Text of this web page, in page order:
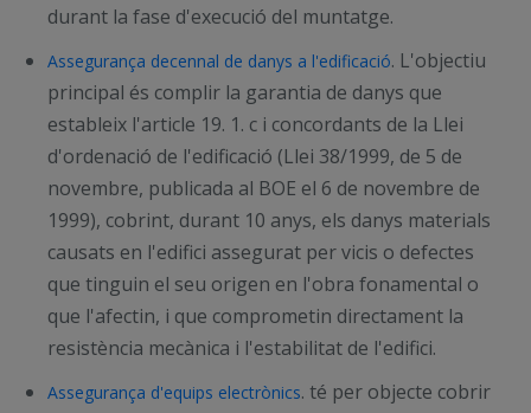
durant la fase d'execució del muntatge.
Assegurança decennal de danys a l'edificació. L'objectiu
principal és complir la garantia de danys que
estableix l'article 19. 1. c i concordants de la Llei
d'ordenació de l'edificació (Llei 38/1999, de 5 de
novembre, publicada al BOE el 6 de novembre de
1999), cobrint, durant 10 anys, els danys materials
causats en l'edifici assegurat per vicis o defectes
que tinguin el seu origen en l'obra fonamental o
que l'afectin, i que comprometin directament la
resistència mecànica i l'estabilitat de l'edifici.
Assegurança d'equips electrònics. té per objecte cobrir